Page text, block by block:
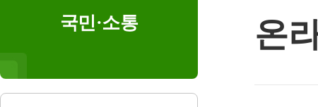
국민·소통 온